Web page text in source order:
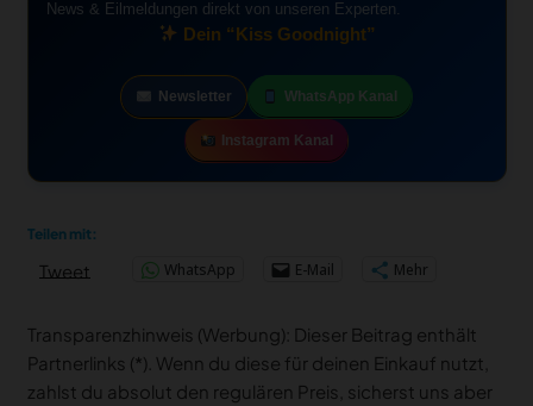
News & Eilmeldungen direkt von unseren Experten.
Dein “Kiss Goodnight”
Newsletter WhatsApp Kanal
Instagram Kanal
Teilen mit:
Tweet WhatsApp E-Mail Mehr
Transparenzhinweis (Werbung): Dieser Beitrag enthält
Partnerlinks (*). Wenn du diese für deinen Einkauf nutzt,
zahlst du absolut den regulären Preis, sicherst uns aber